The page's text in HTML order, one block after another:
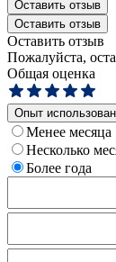
Оставить отзыв
Оставить отзыв
Оставить отзыв
Пожалуйста,
Общая оценка
Опыт
Менее месяца
Несколько
Более года